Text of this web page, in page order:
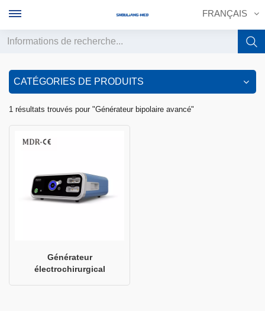
FRANÇAIS
English
français
CATÉGORIES DE PRODUITS
1 résultats trouvés pour "Générateur bipolaire avancé"
Générateur
électrochirurgical